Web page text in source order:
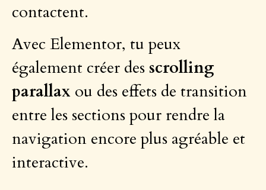
contactent.
Avec Elementor, tu peux
également créer des scrolling
parallax ou des effets de transition
entre les sections pour rendre la
navigation encore plus agréable et
interactive.